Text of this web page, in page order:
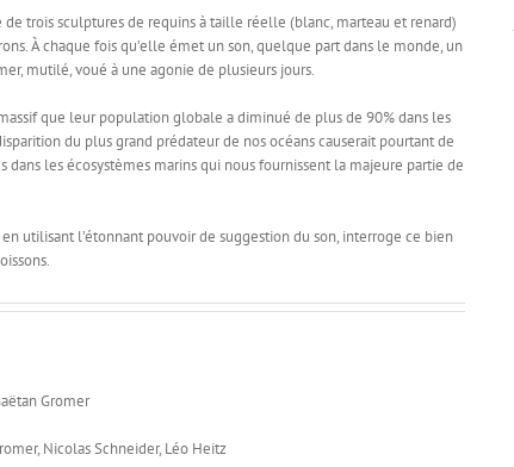
de trois sculptures de requins à taille réelle (blanc, marteau et renard)
À chaque fois qu’elle émet un son, quelque part dans le monde, un
mutilé, voué à une agonie de plusieurs jours.
que leur population globale a diminué de plus de 90% dans les
du plus grand prédateur de nos océans causerait pourtant de
dans les écosystèmes marins qui nous fournissent la majeure partie de
en utilisant l’étonnant pouvoir de suggestion du son, interroge ce bien
Gromer
Nicolas Schneider, Léo Heitz